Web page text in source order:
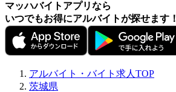
マッハバイトアプリなら
いつでもお得にアルバイトが探せます！
アルバイト・バイト求人TOP
茨城県